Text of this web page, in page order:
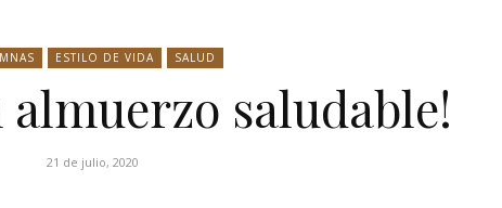
Revista
ESTILO DE VIDA SALUD
almuerzo saludable!
21 de julio, 2020